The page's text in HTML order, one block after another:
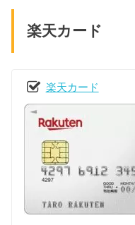
楽天カード
楽天カード